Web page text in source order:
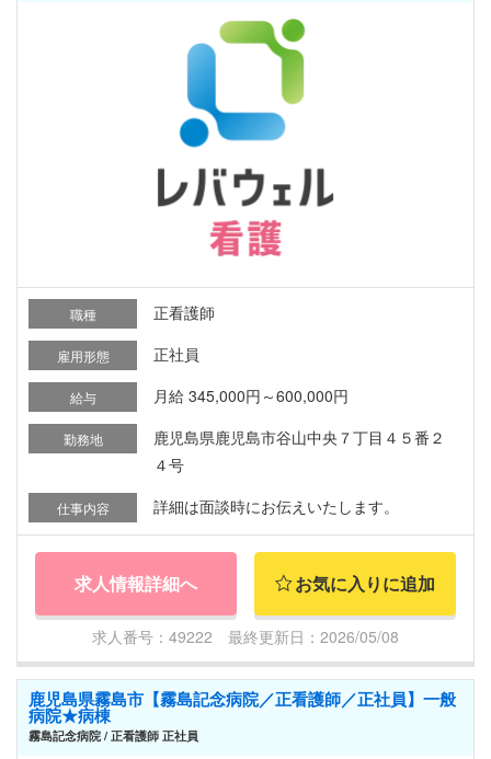
職種 正看護師
雇用形態 正社員
給与 月給 345,000円～600,000円
勤務地
鹿児島県鹿児島市谷山中央７丁目４５番２
４号
仕事内容 詳細は面談時にお伝えいたします。
求人情報詳細へ お気に入りに追加
求人番号：49222 最終更新日：2026/05/08
鹿児島県霧島市【霧島記念病院／正看護師／正社員】一般
病院★病棟
霧島記念病院 / 正看護師 正社員